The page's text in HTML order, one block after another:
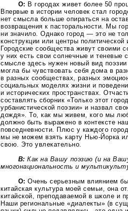
О: В городах живет более 50
Впервые в истории человек стал
нет смысла больше опираться на
возвращения к пасторальности. Мы
ни значило. Однако город — это не
конструкции или центры
Городские сообщества живут своими
у них есть свои солнечные и теневые
смысле здесь нужен новый вид
могла бы чувствовать себя дома в
в разных сообществах, разных
социальных моделях жизни и
и исторических пространствах.
составлять сборник «Только этот
урбанистической поэзии» и назвал
дождя». То, как мы живем, кого мы
должно быть выражено в контексте
повседневности. Плюс у каждого
мы не можем взять карту Нью-Йорка
свою. Это увлекательно.
В: Как на Вашу поэзию (и на
многонациональность и
О: Очень серьезным влиянием
китайская культура моей семьи, она
китайской, преподаваемой в школе и
Наши региональные «диалекты» (в